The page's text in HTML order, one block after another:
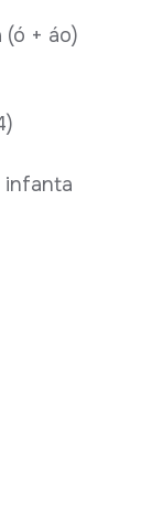
(ó + áo)
infanta